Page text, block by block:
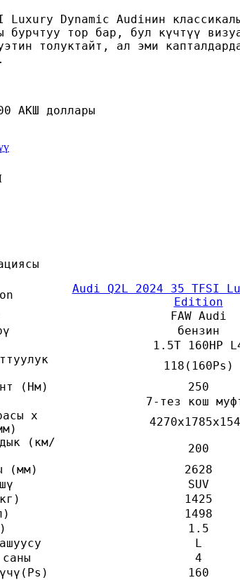
Dynamic Audiнин
бурчтуу тор бар, бул күчтүү
толуктайт, ал эми
АКШ доллары
Audi Q2L 2024 35 TFSI
Edition
FAW Audi
бензин
1.5T 160HP
118(160Ps)
(Нм)
250
7-тез кош
x
(км/
200
(мм)
2628
SUV
1425
1498
1.5
L
4
160